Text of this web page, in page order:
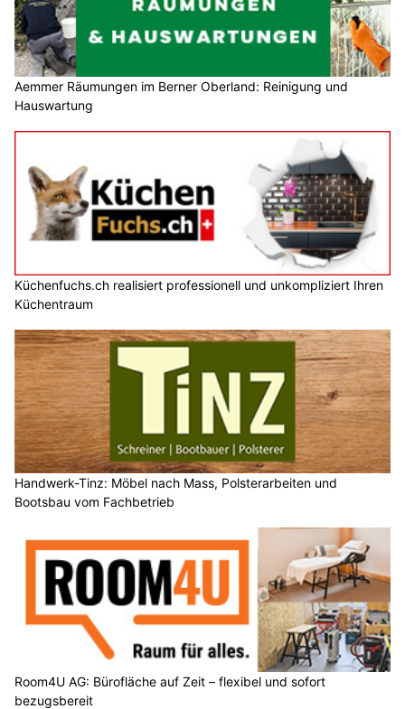
Aemmer Räumungen im Berner Oberland: Reinigung und
Hauswartung
Küchenfuchs.ch realisiert professionell und unkompliziert Ihren
Küchentraum
Handwerk-Tinz: Möbel nach Mass, Polsterarbeiten und
Bootsbau vom Fachbetrieb
Room4U AG: Bürofläche auf Zeit – flexibel und sofort
bezugsbereit